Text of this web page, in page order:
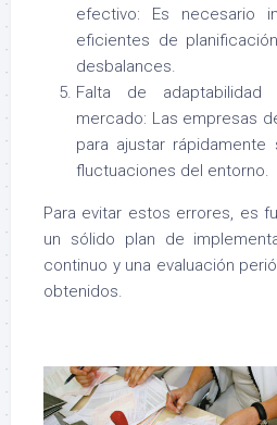
efectivo: Es necesario
eficientes de
desbalances.
Falta de
mercado: Las empresas
para ajustar
fluctuaciones del entorno.
Para evitar estos errores, es
un sólido plan de
continuo y una evaluación
obtenidos.